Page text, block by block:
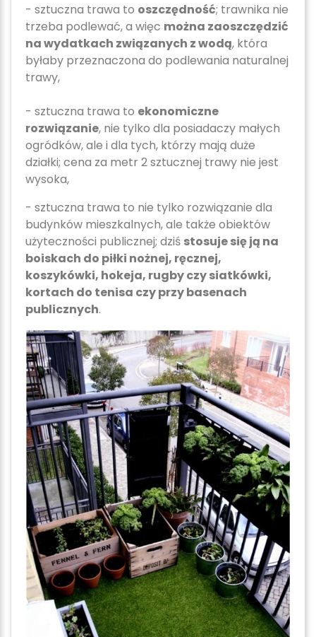
- sztuczna trawa to oszczędność; trawnika nie
trzeba podlewać, a więc można zaoszczędzić
na wydatkach związanych z wodą, która
byłaby przeznaczona do podlewania naturalnej
trawy,
- sztuczna trawa to ekonomiczne
rozwiązanie, nie tylko dla posiadaczy małych
ogródków, ale i dla tych, którzy mają duże
działki; cena za metr 2 sztucznej trawy nie jest
wysoka,
- sztuczna trawa to nie tylko rozwiązanie dla
budynków mieszkalnych, ale także obiektów
użyteczności publicznej; dziś stosuje się ją na
boiskach do piłki nożnej, ręcznej,
koszykówki, hokeja, rugby czy siatkówki,
kortach do tenisa czy przy basenach
publicznych.